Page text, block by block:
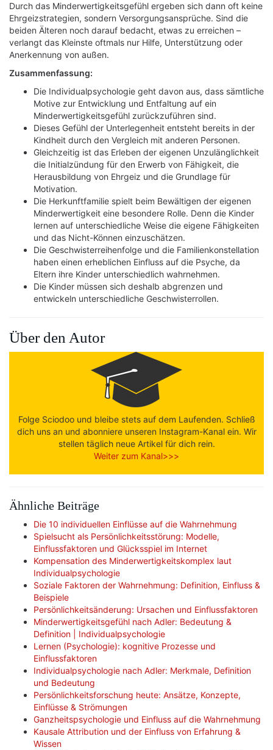
Durch das Minderwertigkeitsgefühl ergeben sich dann oft keine
Ehrgeizstrategien, sondern Versorgungsansprüche. Sind die
beiden Älteren noch darauf bedacht, etwas zu erreichen –
verlangt das Kleinste oftmals nur Hilfe, Unterstützung oder
Anerkennung von außen.
Zusammenfassung:
Die Individualpsychologie geht davon aus, dass sämtliche
Motive zur Entwicklung und Entfaltung auf ein
Minderwertigkeitsgefühl zurückzuführen sind.
Dieses Gefühl der Unterlegenheit entsteht bereits in der
Kindheit durch den Vergleich mit anderen Personen.
Gleichzeitig ist das Erleben der eigenen Unzulänglichkeit
die Initialzündung für den Erwerb von Fähigkeit, die
Herausbildung von Ehrgeiz und die Grundlage für
Motivation.
Die Herkunftfamilie spielt beim Bewältigen der eigenen
Minderwertigkeit eine besondere Rolle. Denn die Kinder
lernen auf unterschiedliche Weise die eigene Fähigkeiten
und das Nicht-Können einzuschätzen.
Die Geschwisterreihenfolge und die Familienkonstellation
haben einen erheblichen Einfluss auf die Psyche, da
Eltern ihre Kinder unterschiedlich wahrnehmen.
Die Kinder müssen sich deshalb abgrenzen und
entwickeln unterschiedliche Geschwisterrollen.
Über den Autor
Folge Sciodoo und bleibe stets auf dem Laufenden. Schließ
dich uns an und abonniere unseren Instagram-Kanal ein. Wir
stellen täglich neue Artikel für dich rein.
Weiter zum Kanal>>>
Ähnliche Beiträge
Die 10 individuellen Einflüsse auf die Wahrnehmung
Spielsucht als Persönlichkeitsstörung: Modelle,
Einflussfaktoren und Glücksspiel im Internet
Kompensation des Minderwertigkeitskomplex laut
Individualpsychologie
Soziale Faktoren der Wahrnehmung: Definition, Einfluss &
Beispiele
Persönlichkeitsänderung: Ursachen und Einflussfaktoren
Minderwertigkeitsgefühl nach Adler: Bedeutung &
Definition | Individualpsychologie
Lernen (Psychologie): kognitive Prozesse und
Einflussfaktoren
Individualpsychologie nach Adler: Merkmale, Definition
und Bedeutung
Persönlichkeitsforschung heute: Ansätze, Konzepte,
Einflüsse & Strömungen
Ganzheitspsychologie und Einfluss auf die Wahrnehmung
Kausale Attribution und der Einfluss von Erfahrung &
Wissen